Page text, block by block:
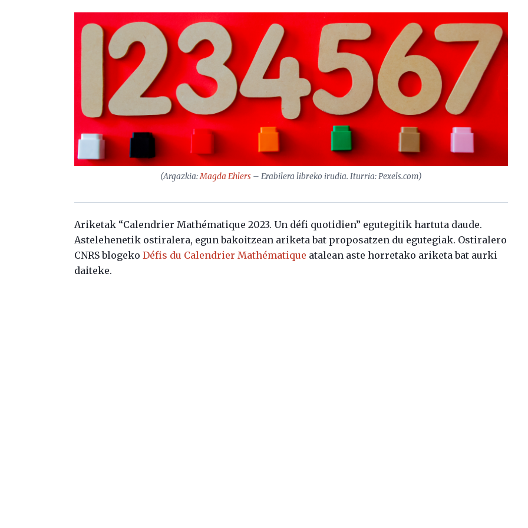
(Argazkia:Magda Ehlers – Erabilera libreko irudia. Iturria: Pexels.com)
Ariketak “Calendrier Mathématique 2023. Un défi quotidien” egutegitik hartuta daude.
Astelehenetik ostiralera, egun bakoitzean ariketa bat proposatzen du egutegiak. Ostiralero
CNRS blogekoDéfis du Calendrier Mathématique atalean aste horretako ariketa bat aurki
daiteke.